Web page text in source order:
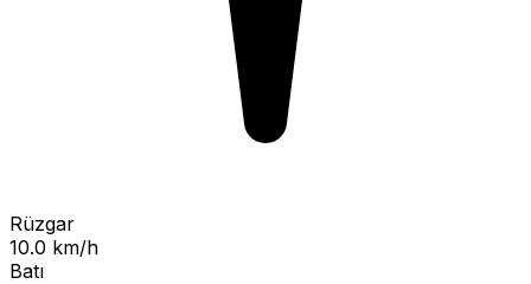
Rüzgar
10.0 km/h
Batı